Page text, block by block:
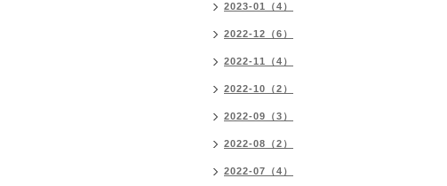
2023-01（4）
2022-12（6）
2022-11（4）
2022-10（2）
2022-09（3）
2022-08（2）
2022-07（4）